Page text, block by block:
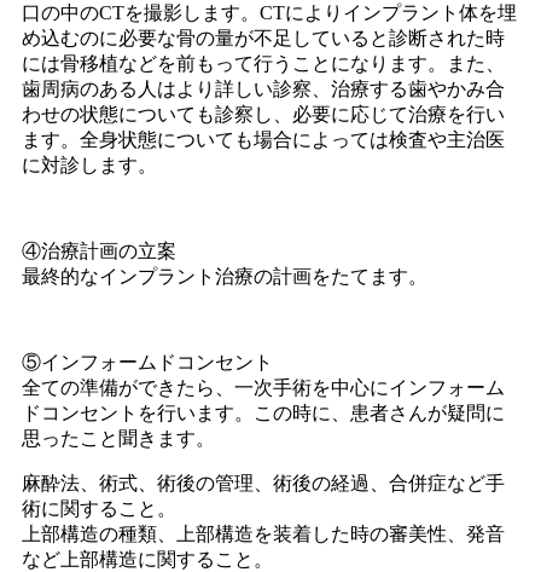
口の中のCTを撮影します。CTによりインプラント体を埋
め込むのに必要な骨の量が不足していると診断された時
には骨移植などを前もって行うことになります。また、
歯周病のある人はより詳しい診察、治療する歯やかみ合
わせの状態についても診察し、必要に応じて治療を行い
ます。全身状態についても場合によっては検査や主治医
に対診します。
④治療計画の立案
最終的なインプラント治療の計画をたてます。
⑤インフォームドコンセント
全ての準備ができたら、一次手術を中心にインフォーム
ドコンセントを行います。この時に、患者さんが疑問に
思ったこと聞きます。
麻酔法、術式、術後の管理、術後の経過、合併症など手
術に関すること。
上部構造の種類、上部構造を装着した時の審美性、発音
など上部構造に関すること。